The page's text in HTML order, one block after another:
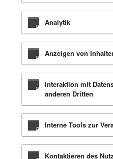
Analytik
Anzeigen von
Interaktion mit
anderen Dritten
Interne Tools zur
Kontaktieren des